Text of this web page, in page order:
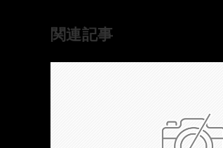
関連記事